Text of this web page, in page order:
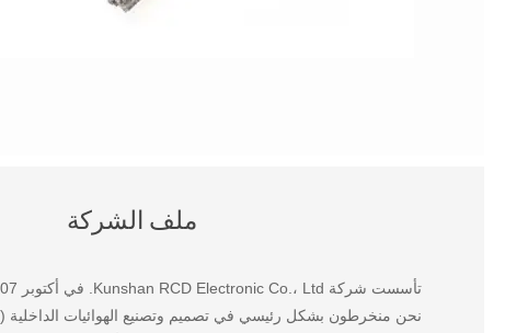
ملف الشركة
تأسست شركة Kunshan RCD Electronic Co.، Ltd. في أكتوبر 2007 ، وهي ملتزمة بتخصيص الهوائي وحزام الأسلاك للعملاء في جميع أنحاء العالم.